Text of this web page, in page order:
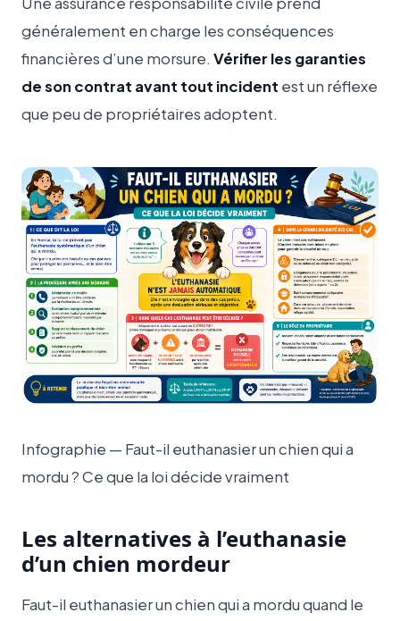
généralement en charge les conséquences
financières d’une morsure. Vérifier les garanties
de son contrat avant tout incident est un réflexe
que peu de propriétaires adoptent.
Infographie — Faut-il euthanasier un chien qui a
mordu ? Ce que la loi décide vraiment
Les alternatives à l’euthanasie
d’un chien mordeur
Faut-il euthanasier un chien qui a mordu quand le